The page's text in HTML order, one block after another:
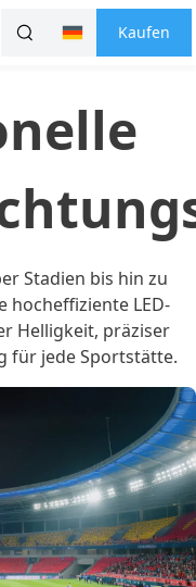
Kaufen
Stadien bis hin zu
hocheffiziente LED-
Helligkeit, präziser
für jede Sportstätte.